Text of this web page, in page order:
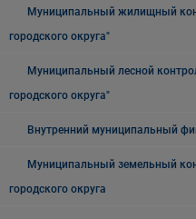
Муниципальный жилищный
городского округа"
Муниципальный лесной
городского округа"
Внутренний муниципальный
Муниципальный земельный
городского округа